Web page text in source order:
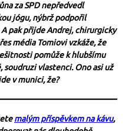
za SPD nepředvedl
jógu, nýbrž podpořil
pak přijde Andrej, chirurgicky
média Tomiovi vzkáže, že
pomůže k hlubšímu
vlastenci. Ono asi už
v munici, že?
malým příspěvkem na kávu,